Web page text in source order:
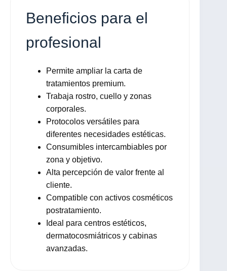
Beneficios para el
profesional
Permite ampliar la carta de
tratamientos premium.
Trabaja rostro, cuello y zonas
corporales.
Protocolos versátiles para
diferentes necesidades estéticas.
Consumibles intercambiables por
zona y objetivo.
Alta percepción de valor frente al
cliente.
Compatible con activos cosméticos
postratamiento.
Ideal para centros estéticos,
dermatocosmiátricos y cabinas
avanzadas.